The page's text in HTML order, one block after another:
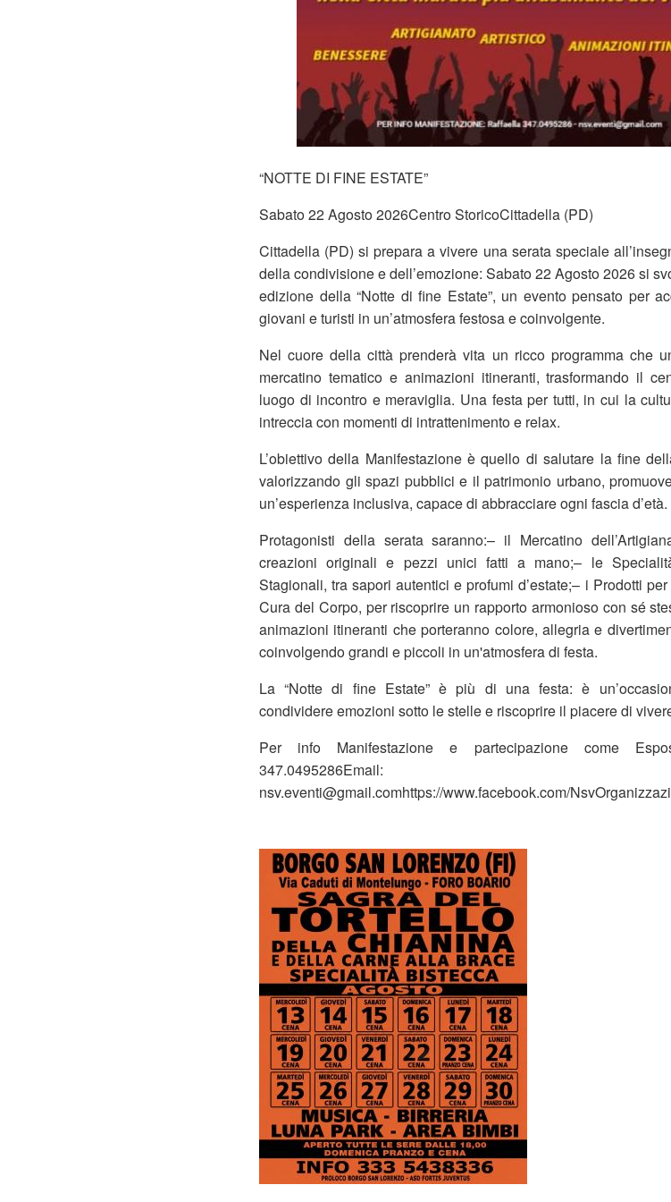
“NOTTE DI FINE ESTATE”
Sabato 22 Agosto 2026Centro StoricoCittadella (PD)
Cittadella (PD) si prepara a vivere una serata speciale
della condivisione e dell’emozione: Sabato 22 Agosto 2026 si
edizione della “Notte di fine Estate”, un evento pensato per
giovani e turisti in un’atmosfera festosa e coinvolgente.
Nel cuore della città prenderà vita un ricco programma che
mercatino tematico e animazioni itineranti, trasformando il
luogo di incontro e meraviglia. Una festa per tutti, in cui la
intreccia con momenti di intrattenimento e relax.
L’obiettivo della Manifestazione è quello di salutare la fine
valorizzando gli spazi pubblici e il patrimonio urbano,
un’esperienza inclusiva, capace di abbracciare ogni fascia d’età.
Protagonisti della serata saranno:– il Mercatino
creazioni originali e pezzi unici fatti a mano;– le
Stagionali, tra sapori autentici e profumi d’estate;– i Prodotti
Cura del Corpo, per riscoprire un rapporto armonioso con sé
animazioni itineranti che porteranno colore, allegria e
coinvolgendo grandi e piccoli in un'atmosfera di festa.
La “Notte di fine Estate” è più di una festa: è
condividere emozioni sotto le stelle e riscoprire il piacere di
Per info Manifestazione e partecipazione come
347.0495286Email:
nsv.eventi@gmail.comhttps://www.facebook.com/